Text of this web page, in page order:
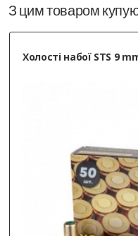
З цим товаром
Холості набої STS 9